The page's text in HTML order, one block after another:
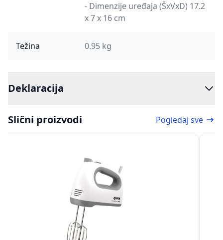
- Dimenzije uređaja (ŠxVxD) 17.2
x 7 x 16 cm
Težina 0.95 kg
Deklaracija
Slični proizvodi Pogledaj sve